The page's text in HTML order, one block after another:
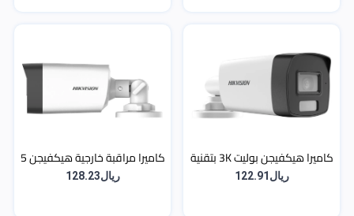
كاميرا هيكفيجن بوليت 3K بتقنية
الإضاءة المزدوجة والصوت
ريال122.91
كاميرا مراقبة خارجية هيكفيجن 5
ريال128.23